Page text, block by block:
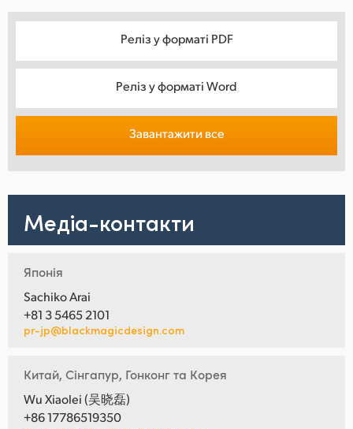
Реліз у форматі PDF
Реліз у форматі Word
Завантажити все
Медіа-контакти
Японія
Sachiko Arai
+81 3 5465 2101
pr-jp@blackmagicdesign.com
Китай, Сінгапур, Гонконг та Корея
Wu Xiaolei (吴晓磊)
+86 17786519350